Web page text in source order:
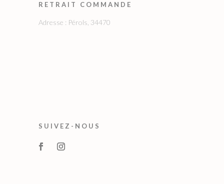
RETRAIT COMMANDE
Adresse : Pérols, 34470
SUIVEZ-NOUS